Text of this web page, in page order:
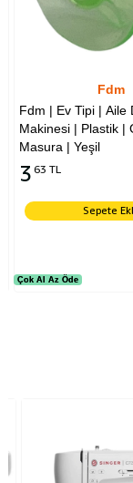
Fdm
Fdm | Ev Tipi | Aile
Makinesi | Plastik |
Masura | Yeşil
363 TL
Sepete
Çok Al Az Öde
Çok Al Az Öde